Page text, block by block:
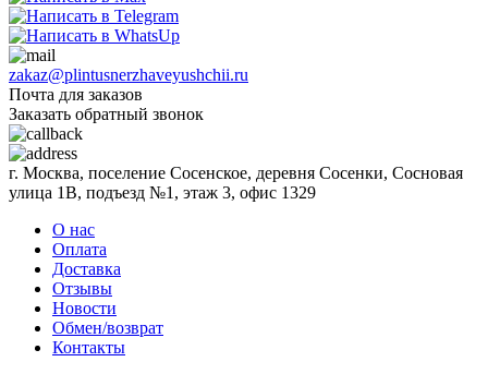
zakaz@plintusnerzhaveyushchii.ru
Почта для заказов
Заказать обратный звонок
г. Москва, поселение Сосенское, деревня Сосенки, Сосновая
улица 1В, подъезд №1, этаж 3, офис 1329
О нас
Оплата
Доставка
Отзывы
Новости
Обмен/возврат
Контакты